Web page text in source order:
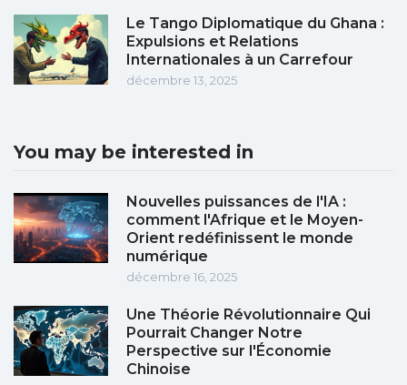
Le Tango Diplomatique du Ghana :
Expulsions et Relations
Internationales à un Carrefour
décembre 13, 2025
You may be interested in
Nouvelles puissances de l'IA :
comment l'Afrique et le Moyen-
Orient redéfinissent le monde
numérique
décembre 16, 2025
Une Théorie Révolutionnaire Qui
Pourrait Changer Notre
Perspective sur l'Économie
Chinoise